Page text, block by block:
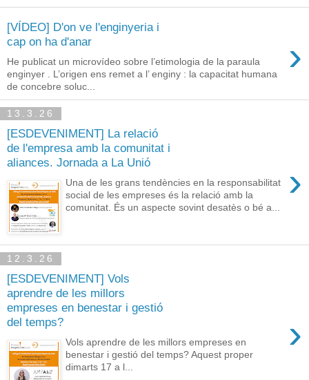
[VÍDEO] D'on ve l'enginyeria i
cap on ha d'anar
›
He publicat un microvídeo sobre l’etimologia de la paraula
enginyer . L’origen ens remet a l’ enginy : la capacitat humana
de concebre soluc...
13.3.26
[ESDEVENIMENT] La relació
de l'empresa amb la comunitat i
aliances. Jornada a La Unió
›
Una de les grans tendències en la responsabilitat
social de les empreses és la relació amb la
comunitat. És un aspecte sovint desatès o bé a...
12.3.26
[ESDEVENIMENT] Vols
aprendre de les millors
empreses en benestar i gestió
del temps?
›
Vols aprendre de les millors empreses en
benestar i gestió del temps? Aquest proper
dimarts 17 a l...